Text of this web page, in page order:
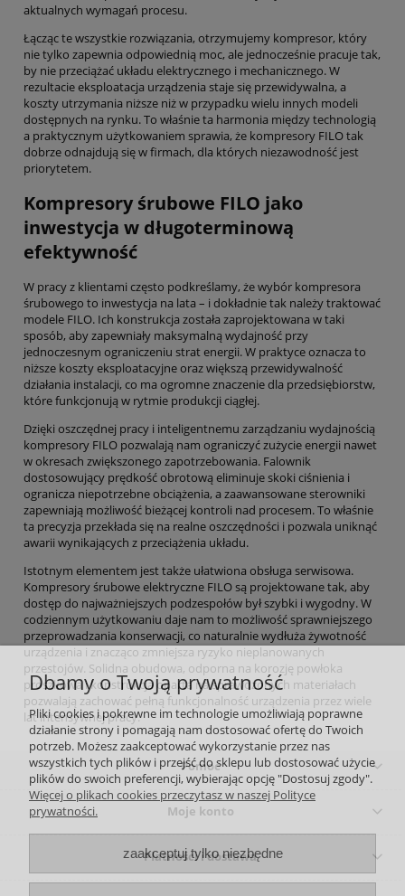
aktualnych wymagań procesu.
Łącząc te wszystkie rozwiązania, otrzymujemy kompresor, który
nie tylko zapewnia odpowiednią moc, ale jednocześnie pracuje tak,
by nie przeciążać układu elektrycznego i mechanicznego. W
rezultacie eksploatacja urządzenia staje się przewidywalna, a
koszty utrzymania niższe niż w przypadku wielu innych modeli
dostępnych na rynku. To właśnie ta harmonia między technologią
a praktycznym użytkowaniem sprawia, że kompresory FILO tak
dobrze odnajdują się w firmach, dla których niezawodność jest
priorytetem.
Kompresory śrubowe FILO jako
inwestycja w długoterminową
efektywność
W pracy z klientami często podkreślamy, że wybór kompresora
śrubowego to inwestycja na lata – i dokładnie tak należy traktować
modele FILO. Ich konstrukcja została zaprojektowana w taki
sposób, aby zapewniały maksymalną wydajność przy
jednoczesnym ograniczeniu strat energii. W praktyce oznacza to
niższe koszty eksploatacyjne oraz większą przewidywalność
działania instalacji, co ma ogromne znaczenie dla przedsiębiorstw,
które funkcjonują w rytmie produkcji ciągłej.
Dzięki oszczędnej pracy i inteligentnemu zarządzaniu wydajnością
kompresory FILO pozwalają nam ograniczyć zużycie energii nawet
w okresach zwiększonego zapotrzebowania. Falownik
dostosowujący prędkość obrotową eliminuje skoki ciśnienia i
ogranicza niepotrzebne obciążenia, a zaawansowane sterowniki
zapewniają możliwość bieżącej kontroli nad procesem. To właśnie
ta precyzja przekłada się na realne oszczędności i pozwala uniknąć
awarii wynikających z przeciążenia układu.
Istotnym elementem jest także ułatwiona obsługa serwisowa.
Kompresory śrubowe elektryczne FILO są projektowane tak, aby
dostęp do najważniejszych podzespołów był szybki i wygodny. W
codziennym użytkowaniu daje nam to możliwość sprawniejszego
przeprowadzania konserwacji, co naturalnie wydłuża żywotność
urządzenia i znacząco zmniejsza ryzyko nieplanowanych
przestojów. Solidna obudowa, odporna na korozję powłoka
proszkowa i konstrukcja oparta na sprawdzonych materiałach
pozwalają zachować pełną funkcjonalność urządzenia przez wiele
lat intensywnej pracy.
Pomoc
Moje konto
Płatności i dostawa
Dbamy o Twoją prywatność
Pliki cookies i pokrewne im technologie umożliwiają poprawne
działanie strony i pomagają nam dostosować ofertę do Twoich
potrzeb. Możesz zaakceptować wykorzystanie przez nas
wszystkich tych plików i przejść do sklepu lub dostosować użycie
plików do swoich preferencji, wybierając opcję "Dostosuj zgody".
Więcej o plikach cookies przeczytasz w naszej Polityce
prywatności.
zaakceptuj tylko niezbędne